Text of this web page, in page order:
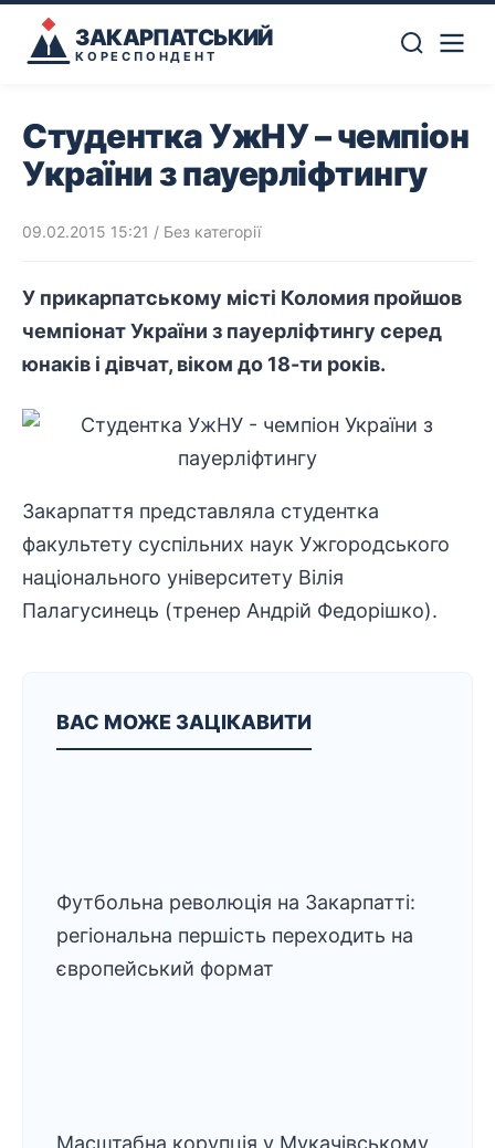
ЗАКАРПАТСЬКИЙ
КОРЕСПОНДЕНТ
Студентка УжНУ – чемпіон
України з пауерліфтингу
09.02.2015 15:21 / Без категорії
У прикарпатському місті Коломия пройшов
чемпіонат України з пауерліфтингу серед
юнаків і дівчат, віком до 18-ти років.
Закарпаття представляла студентка
факультету суспільних наук Ужгородського
національного університету Вілія
Палагусинець (тренер Андрій Федорішко).
ВАС МОЖЕ ЗАЦІКАВИТИ
Футбольна революція на Закарпатті:
регіональна першість переходить на
європейський формат
Масштабна корупція у Мукачівському